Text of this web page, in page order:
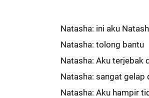
Natasha: ini aku
Natasha: tolong bantu
Natasha: Aku terjebak
Natasha: sangat gelap
Natasha: Aku hampir